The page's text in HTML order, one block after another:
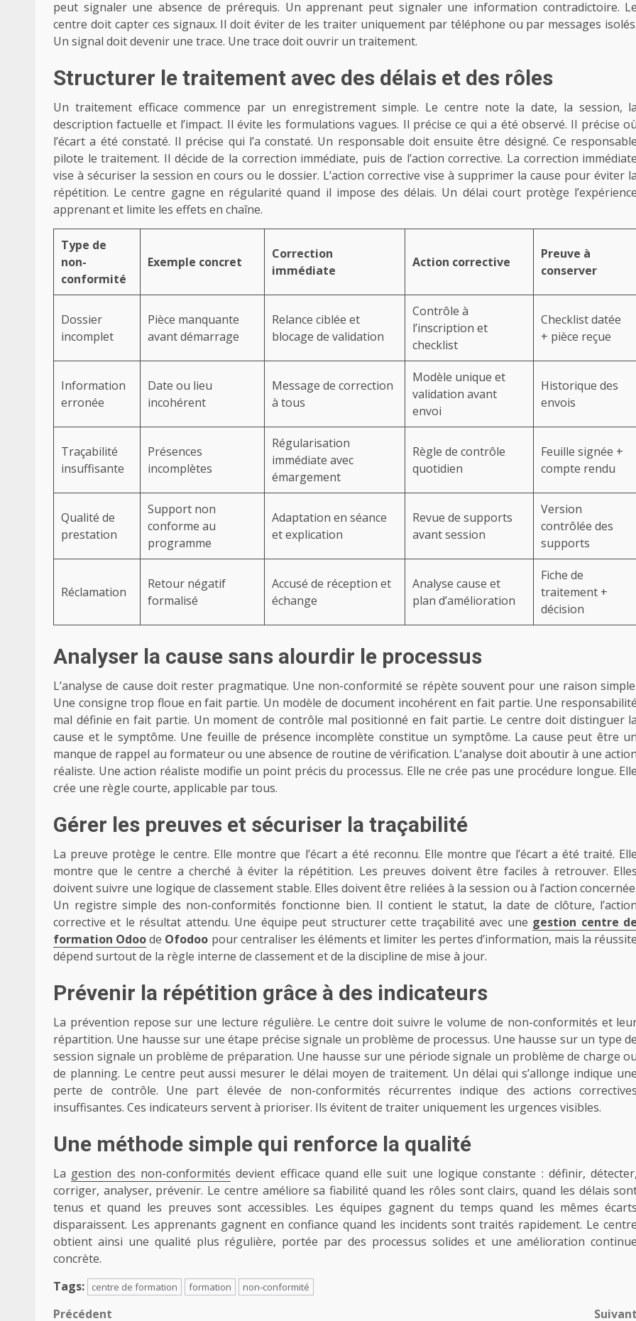
peut signaler une absence de prérequis. Un apprenant peut signaler une information contradictoire. Le
centre doit capter ces signaux. Il doit éviter de les traiter uniquement par téléphone ou par messages isolés.
Un signal doit devenir une trace. Une trace doit ouvrir un traitement.
Structurer le traitement avec des délais et des rôles
Un traitement efficace commence par un enregistrement simple. Le centre note la date, la session, la
description factuelle et l’impact. Il évite les formulations vagues. Il précise ce qui a été observé. Il précise où
l’écart a été constaté. Il précise qui l’a constaté. Un responsable doit ensuite être désigné. Ce responsable
pilote le traitement. Il décide de la correction immédiate, puis de l’action corrective. La correction immédiate
vise à sécuriser la session en cours ou le dossier. L’action corrective vise à supprimer la cause pour éviter la
répétition. Le centre gagne en régularité quand il impose des délais. Un délai court protège l’expérience
apprenant et limite les effets en chaîne.
Type de
non-
conformité
Exemple concret
Correction
immédiate
Action corrective
Preuve à
conserver
Dossier
incomplet
Pièce manquante
avant démarrage
Relance ciblée et
blocage de validation
Contrôle à
l’inscription et
checklist
Checklist datée
+ pièce reçue
Information
erronée
Date ou lieu
incohérent
Message de correction
à tous
Modèle unique et
validation avant
envoi
Historique des
envois
Traçabilité
insuffisante
Présences
incomplètes
Régularisation
immédiate avec
émargement
Règle de contrôle
quotidien
Feuille signée +
compte rendu
Qualité de
prestation
Support non
conforme au
programme
Adaptation en séance
et explication
Revue de supports
avant session
Version
contrôlée des
supports
Réclamation
Retour négatif
formalisé
Accusé de réception et
échange
Analyse cause et
plan d’amélioration
Fiche de
traitement +
décision
Analyser la cause sans alourdir le processus
L’analyse de cause doit rester pragmatique. Une non-conformité se répète souvent pour une raison simple.
Une consigne trop floue en fait partie. Un modèle de document incohérent en fait partie. Une responsabilité
mal définie en fait partie. Un moment de contrôle mal positionné en fait partie. Le centre doit distinguer la
cause et le symptôme. Une feuille de présence incomplète constitue un symptôme. La cause peut être un
manque de rappel au formateur ou une absence de routine de vérification. L’analyse doit aboutir à une action
réaliste. Une action réaliste modifie un point précis du processus. Elle ne crée pas une procédure longue. Elle
crée une règle courte, applicable par tous.
Gérer les preuves et sécuriser la traçabilité
La preuve protège le centre. Elle montre que l’écart a été reconnu. Elle montre que l’écart a été traité. Elle
montre que le centre a cherché à éviter la répétition. Les preuves doivent être faciles à retrouver. Elles
doivent suivre une logique de classement stable. Elles doivent être reliées à la session ou à l’action concernée.
Un registre simple des non-conformités fonctionne bien. Il contient le statut, la date de clôture, l’action
corrective et le résultat attendu. Une équipe peut structurer cette traçabilité avec une gestion centre de
formation Odoode Ofodoo pour centraliser les éléments et limiter les pertes d’information, mais la réussite
dépend surtout de la règle interne de classement et de la discipline de mise à jour.
Prévenir la répétition grâce à des indicateurs
La prévention repose sur une lecture régulière. Le centre doit suivre le volume de non-conformités et
répartition. Une hausse sur une étape précise signale un problème de processus. Une hausse sur un type de
session signale un problème de préparation. Une hausse sur une période signale un problème de charge ou
de planning. Le centre peut aussi mesurer le délai moyen de traitement. Un délai qui s’allonge indique une
perte de contrôle. Une part élevée de non-conformités récurrentes indique des actions correctives
insuffisantes. Ces indicateurs servent à prioriser. Ils évitent de traiter uniquement les urgences visibles.
Une méthode simple qui renforce la qualité
La gestion des non-conformités devient efficace quand elle suit une logique constante : définir, détecter,
corriger, analyser, prévenir. Le centre améliore sa fiabilité quand les rôles sont clairs, quand les délais
tenus et quand les preuves sont accessibles. Les équipes gagnent du temps quand les mêmes écarts
disparaissent. Les apprenants gagnent en confiance quand les incidents sont traités rapidement. Le centre
obtient ainsi une qualité plus régulière, portée par des processus solides et une amélioration continue
concrète.
Tags:
centre de formation formation non-conformité
Précédent Suivant